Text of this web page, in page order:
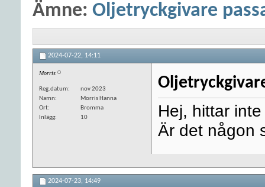
Ämne: Oljetryckgivare
2024-07-22, 14:11
Morris
Reg.datum
nov 2023
Namn
Morris Hanna
Ort
Bromma
Inlägg
10
Hej, hittar
Är det någon
2024-07-23, 14:49